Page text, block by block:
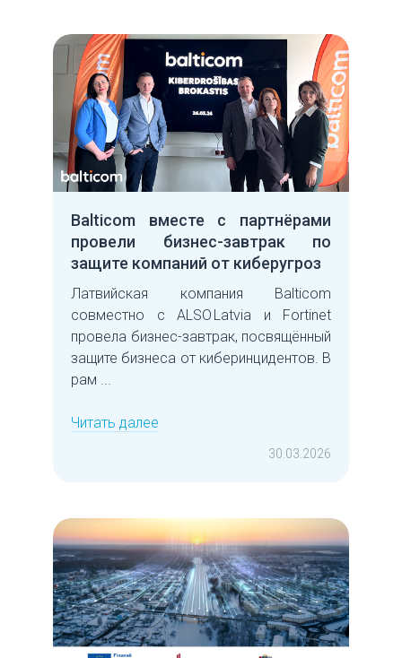
Balticom вместе с партнёрами
провели бизнес-завтрак по
защите компаний от киберугроз
Латвийская компания Balticom
совместно с ALSO Latvia и Fortinet
провела бизнес-завтрак, посвящённый
защите бизнеса от киберинцидентов. В
рам ...
Читать далее
30.03.2026